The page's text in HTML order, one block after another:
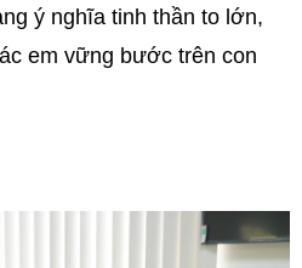
ý nghĩa tinh thần to lớn,
em vững bước trên con